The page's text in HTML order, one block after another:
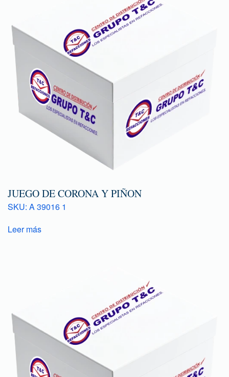
JUEGO DE CORONA Y PIÑON
SKU: A 39016 1
Leer más